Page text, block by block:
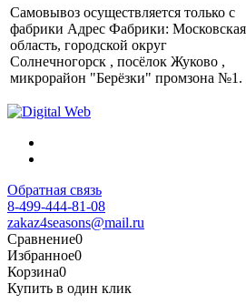
Самовывоз осуществляется только с
фабрики Адрес Фабрики: Московская
область, городской округ
Солнечногорск , посёлок Жуково ,
микрорайон "Берёзки" промзона №1.
Обратная связь
8-499-444-81-08
zakaz4seasons@mail.ru
Сравнение0
Избранное0
Корзина0
Купить в один клик